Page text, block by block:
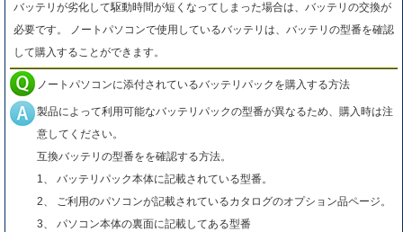
バッテリが劣化して駆動時間が短くなってしまった場合は、バッテリの交換が
必要です。 ノートパソコンで使用しているバッテリは、バッテリの型番を確認
して購入することができます。
ノートパソコンに添付されているバッテリパックを購入する方法
製品によって利用可能なバッテリパックの型番が異なるため、購入時は注
意してください。
互換バッテリの型番をを確認する方法。
1、 バッテリパック本体に記載されている型番。
2、 ご利用のパソコンが記載されているカタログのオプション品ページ。
3、 パソコン本体の裏面に記載してある型番